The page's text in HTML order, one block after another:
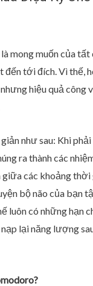
mong muốn của
tới đích. Vì thế,
hiệu quả công
như sau: Khi
ra thành các
các khoảng thời
bộ não của bạn
luôn có những hạn
lại năng lượng